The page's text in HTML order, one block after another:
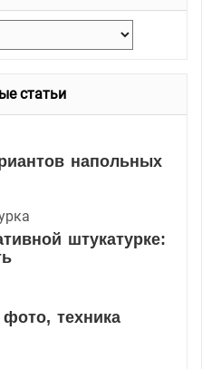
статьи
напольных
штукатурке:
техника